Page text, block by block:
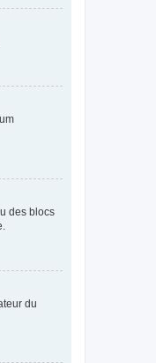
des blocs
du